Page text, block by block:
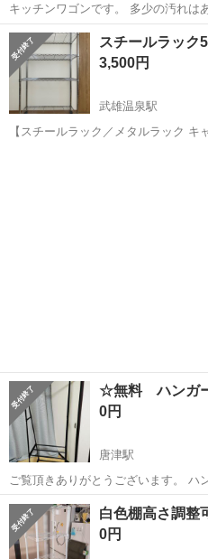
キッチンワゴンです。 多少の汚れは
佐賀 佐賀市 佐賀駅 収納
スチールラック
3,500円
武雄温泉駅
【スチールラック／メタルラック キャスター付き
☆無料 ハンガ
0円
唐津駅
ご覧頂きありがとうございます。 ハ
すのでご理解いただける方のみご購
は先に言ってもらえると分解します
てて下さい。
佐賀 唐津市 唐津駅 収納
白色棚高さ調整
0円